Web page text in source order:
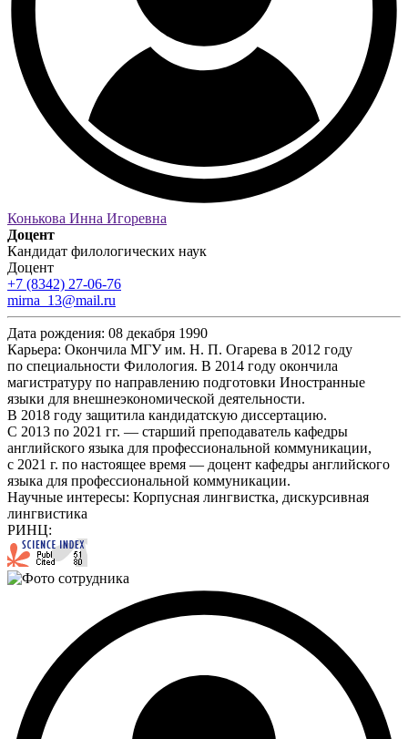
Конькова Инна Игоревна
Доцент
Кандидат филологических наук
Доцент
+7 (8342) 27-06-76
mirna_13@mail.ru
Дата рождения: 08 декабря 1990
Карьера: Окончила МГУ им. Н. П. Огарева в 2012 году
по специальности Филология. В 2014 году окончила
магистратуру по направлению подготовки Иностранные
языки для внешнеэкономической деятельности.
В 2018 году защитила кандидатскую диссертацию.
С 2013 по 2021 гг. — старший преподаватель кафедры
английского языка для профессиональной коммуникации,
с 2021 г. по настоящее время — доцент кафедры английского
языка для профессиональной коммуникации.
Научные интересы: Корпусная лингвистка, дискурсивная
лингвистика
РИНЦ: